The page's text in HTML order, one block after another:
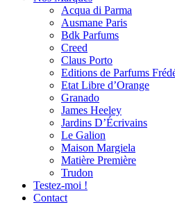
Acqua di Parma
Ausmane Paris
Bdk Parfums
Creed
Claus Porto
Editions de Parfums
Etat Libre d’Orange
Granado
James Heeley
Jardins D’Écrivains
Le Galion
Maison Margiela
Matière Première
Trudon
Testez-moi !
Contact